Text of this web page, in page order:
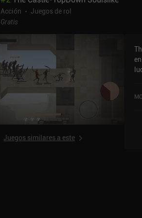
Acción
Juegos de rol
Gratis
Juegos similares a este